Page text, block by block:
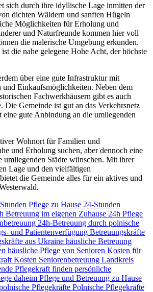
sich durch ihre idyllische Lage inmitten der
dichten Wäldern und sanften Hügeln
Möglichkeiten für Erholung und
und Naturfreunde kommen hier voll
die malerische Umgebung erkunden.
die nahe gelegene Hohe Acht, der höchste
über eine gute Infrastruktur mit
und Einkaufsmöglichkeiten. Neben dem
Fachwerkhäusern gibt es auch
Die Gemeinde ist gut an das Verkehrsnetz
eine gute Anbindung an die umliegenden
Wohnort für Familien und
und Erholung suchen, aber dennoch eine
umliegenden Städte wünschen. Mit ihrer
Lage und den vielfältigen
die Gemeinde alles für ein aktives und
Pflege zu Hause 24-Stunden
Betreuung im eigenen Zuhause 24h Pflege
24h-Betreuung durch polnische
und Patientenverfügung Betreuungskräfte
aus Ukraine häusliche Betreuung
häusliche Pflege von Senioren Kosten für
Kosten Seniorenbetreuung Landkreis
Pflegekraft finden persönliche
daheim Pflege und Betreuung zu Hause
Pflegekräfte Polnische Pflegekräfte